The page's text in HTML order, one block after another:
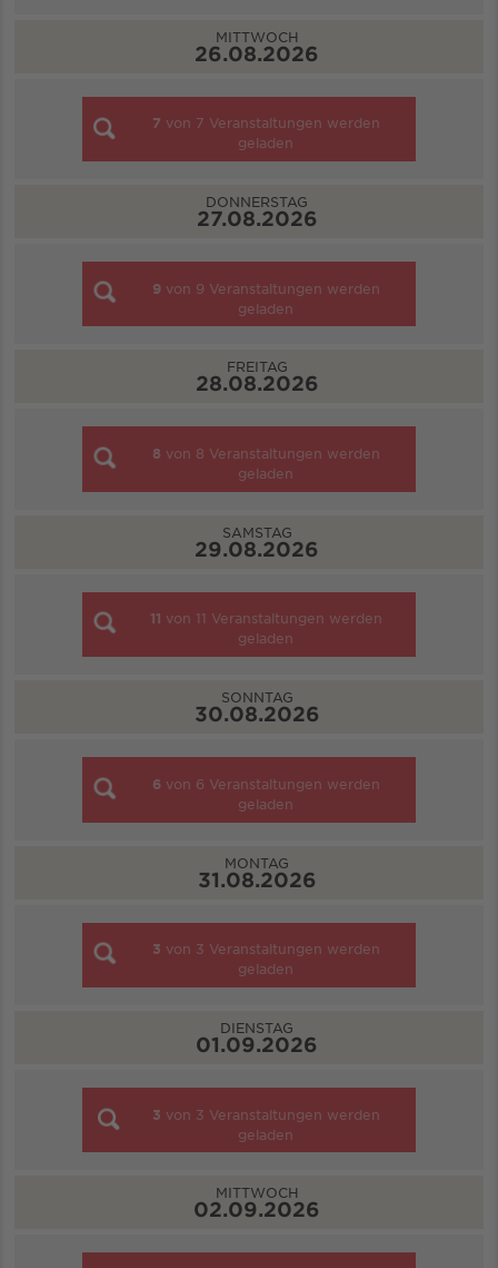
MITTWOCH
26.08.2026
7 von 7 Veranstaltungen werden
geladen
DONNERSTAG
27.08.2026
9 von 9 Veranstaltungen werden
geladen
FREITAG
28.08.2026
8 von 8 Veranstaltungen werden
geladen
SAMSTAG
29.08.2026
11 von 11 Veranstaltungen werden
geladen
SONNTAG
30.08.2026
6 von 6 Veranstaltungen werden
geladen
MONTAG
31.08.2026
3 von 3 Veranstaltungen werden
geladen
DIENSTAG
01.09.2026
3 von 3 Veranstaltungen werden
geladen
MITTWOCH
02.09.2026